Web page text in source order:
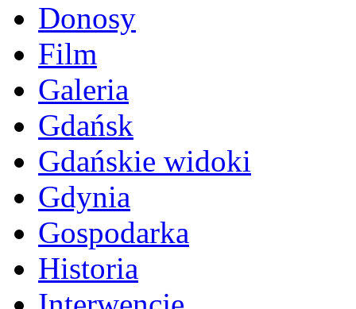
Donosy
Film
Galeria
Gdańsk
Gdańskie widoki
Gdynia
Gospodarka
Historia